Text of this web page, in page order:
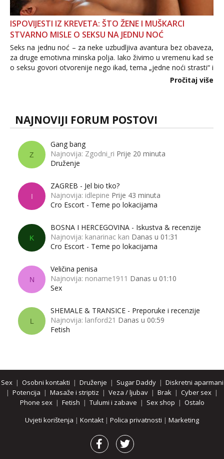
ISPOVIJESTI IZ KREVETA: ŠTO ŽENE I MUŠKARCI
STVARNO MISLE O SEKSU NA JEDNU NOĆ
Seks na jednu noć – za neke uzbudljiva avantura bez obaveza,
za druge emotivna minska polja. Iako živimo u vremenu kad se
o seksu govori otvorenije nego ikad, tema „jedne noći strasti“ i
dalje izaziva burne rasprave. Što zapravo misle žene, a što
Pročitaj više
NAJNOVIJI FORUM POSTOVI
Z
Gang bang
Najnovija: Zgodni_ri Prije 20 minuta
Druženje
I
ZAGREB - Jel bio tko?
Najnovija: idlepine Prije 43 minuta
Cro Escort - Teme po lokacijama
K
BOSNA I HERCEGOVINA - Iskustva & recenzije
Najnovija: kanarinac kan Danas u 01:31
Cro Escort - Teme po lokacijama
N
Veličina penisa
Najnovija: noname1911 Danas u 01:10
Sex
L
SHEMALE & TRANSICE - Preporuke i recenzije
Najnovija: lanford21 Danas u 00:59
Fetish
Sex| Osobni kontakti | Druženje | Sugar Daddy| Diskretni aparmani
| Potencija | Masaže i striptiz | Veza / ljubav | Brak | Cyber sex |
Phone sex| Fetish | Tulumi i zabave | Sex shop | Ostalo
Uvjeti korištenja | Kontakt | Polica privatnosti | Marketing